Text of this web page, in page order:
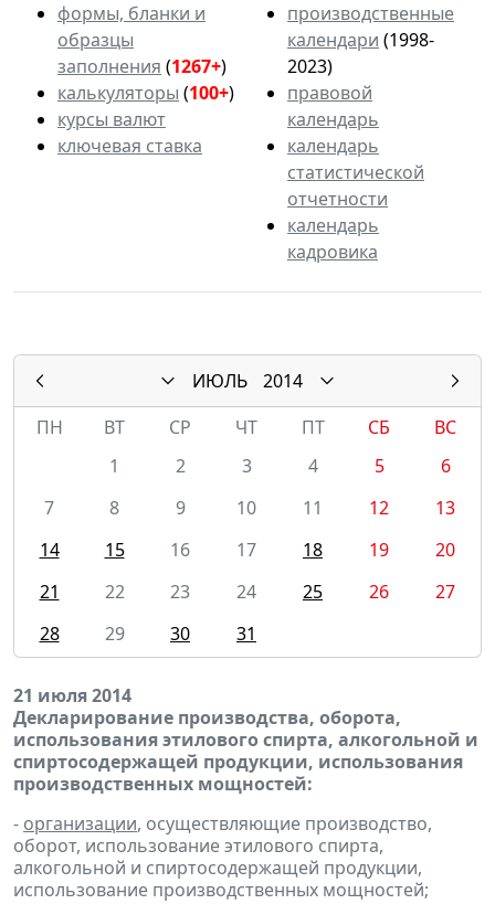
формы, бланки и
образцы
заполнения (1267+)
калькуляторы (100+)
курсы валют
ключевая ставка
производственные
календари (1998-
2023)
правовой
календарь
календарь
статистической
отчетности
календарь
кадровика
ИЮЛЬ
2014
ПН
ВТ СР ЧТ ПТ СБ
ВС
1
2 3 4 5
6
7
8 9 10 11 12
13
14
15 16 17 18 19
20
21
22 23 24 25 26
27
28
29 30 31
21 июля 2014
Декларирование производства, оборота,
использования этилового спирта, алкогольной и
спиртосодержащей продукции, использования
производственных мощностей:
- организации, осуществляющие производство,
оборот, использование этилового спирта,
алкогольной и спиртосодержащей продукции,
использование производственных мощностей;